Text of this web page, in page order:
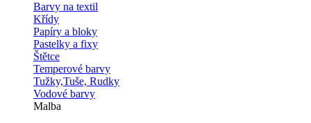
Barvy na textil
Křídy
Papíry a bloky
Pastelky a fixy
Štětce
Temperové barvy
Tužky,Tuše, Rudky
Vodové barvy
Malba